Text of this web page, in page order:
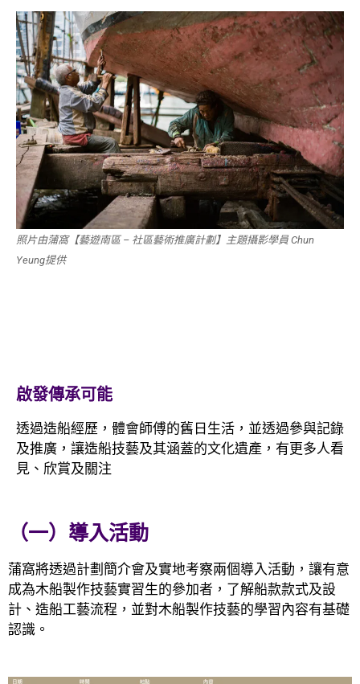
照片由蒲窩【藝遊南區 – 社區藝術推廣計劃】主題攝影學員 Chun
Yeung提供
啟發傳承可能
透過造船經歷，體會師傅的舊日生活，並透過參與記錄
及推廣，讓造船技藝及其涵蓋的文化遺產，有更多人看
見、欣賞及關注
（一）導入活動
蒲窩將透過計劃簡介會及實地考察兩個導入活動，讓有意
成為木船製作技藝實習生的參加者，了解船款款式及設
計、造船工藝流程，並對木船製作技藝的學習內容有基礎
認識。